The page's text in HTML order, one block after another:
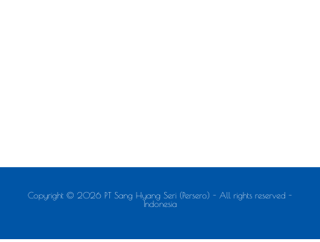
Copyright © 2026 PT Sang Hyang Seri (Persero) - All rights reserved -
Indonesia